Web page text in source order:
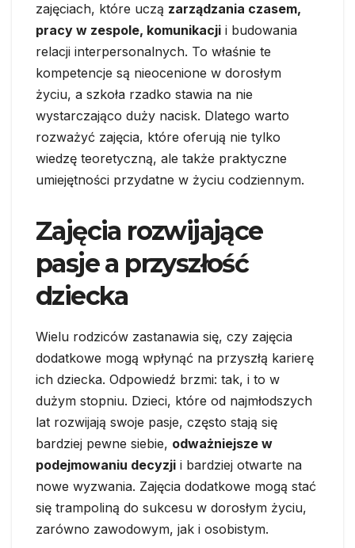
zajęciach, które uczą zarządzania czasem,
pracy w zespole, komunikacji i budowania
relacji interpersonalnych. To właśnie te
kompetencje są nieocenione w dorosłym
życiu, a szkoła rzadko stawia na nie
wystarczająco duży nacisk. Dlatego warto
rozważyć zajęcia, które oferują nie tylko
wiedzę teoretyczną, ale także praktyczne
umiejętności przydatne w życiu codziennym.
Zajęcia rozwijające
pasje a przyszłość
dziecka
Wielu rodziców zastanawia się, czy zajęcia
dodatkowe mogą wpłynąć na przyszłą karierę
ich dziecka. Odpowiedź brzmi: tak, i to w
dużym stopniu. Dzieci, które od najmłodszych
lat rozwijają swoje pasje, często stają się
bardziej pewne siebie, odważniejsze w
podejmowaniu decyzji i bardziej otwarte na
nowe wyzwania. Zajęcia dodatkowe mogą stać
się trampoliną do sukcesu w dorosłym życiu,
zarówno zawodowym, jak i osobistym.